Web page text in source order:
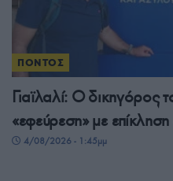
ΠΟΝΤΟΣ
Γιαϊλαλί: Ο δικηγόρος
«εφεύρεση» με
4/08/2026 - 1:45μμ